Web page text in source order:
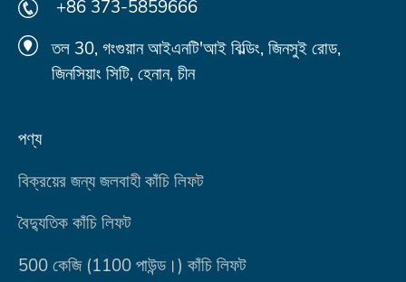
+86 373-5859666
তল 30, গংগুয়ান আইএনটি'আই বিল্ডিং, জিনসুই রোড,
জিনসিয়াং সিটি, হেনান, চীন
পণ্য
বিক্রয়ের জন্য জলবাহী কাঁচি লিফট
বৈদ্যুতিক কাঁচি লিফট
500 কেজি (1100 পাউন্ড।) কাঁচি লিফট